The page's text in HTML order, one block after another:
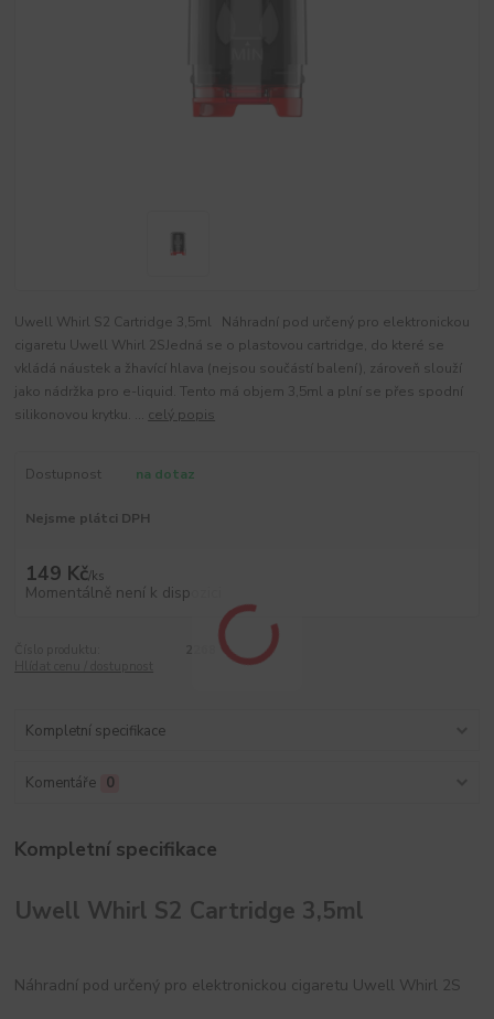
Uwell Whirl S2 Cartridge 3,5ml Náhradní pod určený pro elektronickou
cigaretu Uwell Whirl 2SJedná se o plastovou cartridge, do které se
vkládá náustek a žhavící hlava (nejsou součástí balení), zároveň slouží
jako nádržka pro e-liquid. Tento má objem 3,5ml a plní se přes spodní
silikonovou krytku. ... celý popis
Dostupnost na dotaz
Nejsme plátci DPH
149 Kč/ks
Momentálně není k dispozici
Kompletní specifikace
Komentáře 0
Kompletní specifikace
Uwell Whirl S2 Cartridge 3,5ml
Náhradní pod určený pro elektronickou cigaretu Uwell Whirl 2S